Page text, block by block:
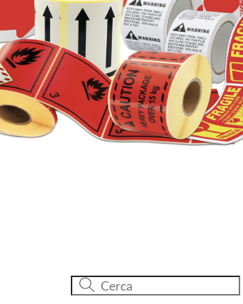
Etichette in metallo personalizzate
Esplora video